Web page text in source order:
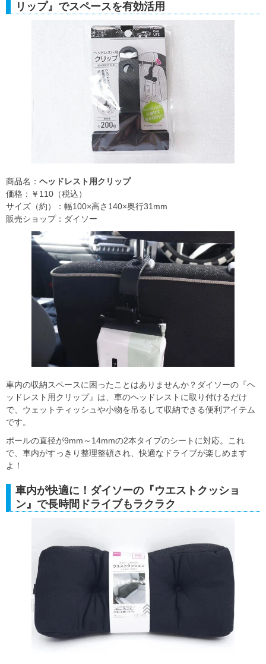
リップ』でスペースを有効活用
商品名： ヘッドレスト用クリップ
価格：￥110（税込）
サイズ（約）：幅100×高さ140×奥行31mm
販売ショップ：ダイソー
車内の収納スペースに困ったことはありませんか？ダイソーの『ヘ
ッドレスト用クリップ』は、車のヘッドレストに取り付けるだけ
で、ウェットティッシュや小物を吊るして収納できる便利アイテム
です。
ポールの直径が9mm～14mmの2本タイプのシートに対応。これ
で、車内がすっきり整理整頓され、快適なドライブが楽しめます
よ！
車内が快適に！ダイソーの『ウエストクッショ
ン』で長時間ドライブもラクラク